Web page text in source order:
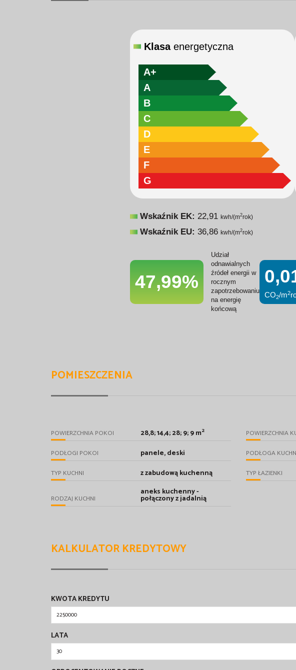
Klasaenergetyczna
A+
A
B
C
D
E
F
G
Wskaźnik EK: 22,91 kwh/(m2rok)
Wskaźnik EU: 36,86 kwh/(m2rok)
47,99%
Udział
odnawialnych
źródeł energii w
rocznym
zapotrzebowaniu
na energię
końcową
CO2/m2
POMIESZCZENIA
POWIERZCHNIA POKOI 28,8; 14,4; 28; 9; 9 m2
PODŁOGI POKOI panele, deski
TYP KUCHNI z zabudową kuchenną
RODZAJ KUCHNI
aneks kuchenny -
połączony z jadalnią
POWIERZCHNIA
PODŁOGA
TYP ŁAZIENKI
KALKULATOR KREDYTOWY
KWOTA KREDYTU
LATA